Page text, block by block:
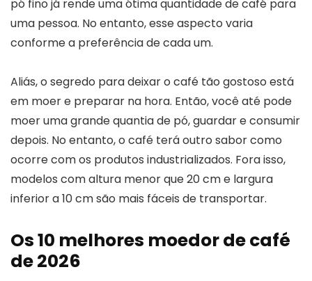
pó fino já rende uma ótima quantidade de café para
uma pessoa. No entanto, esse aspecto varia
conforme a preferência de cada um.
Aliás, o segredo para deixar o café tão gostoso está
em moer e preparar na hora. Então, você até pode
moer uma grande quantia de pó, guardar e consumir
depois. No entanto, o café terá outro sabor como
ocorre com os produtos industrializados. Fora isso,
modelos com altura menor que 20 cm e largura
inferior a 10 cm são mais fáceis de transportar.
Os 10 melhores moedor de café
de 2026